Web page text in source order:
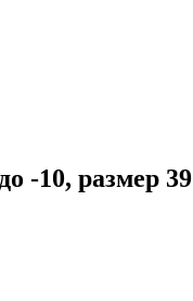
-10, размер 39